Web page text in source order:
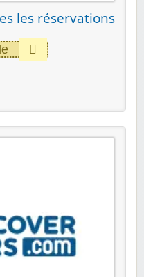
les réservations